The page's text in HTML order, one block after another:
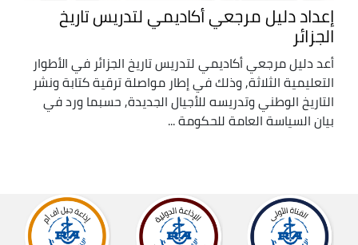
إعداد دليل مرجعي أكاديمي لتدريس تاريخ
الجزائر
أعد دليل مرجعي أكاديمي لتدريس تاريخ الجزائر في الأطوار
التعليمية الثلاثة, وذلك في إطار مواصلة ترقية كتابة ونشر
التاريخ الوطني وتدريسه للأجيال الجديدة, حسبما ورد في
بيان السياسة العامة للحكومة ...